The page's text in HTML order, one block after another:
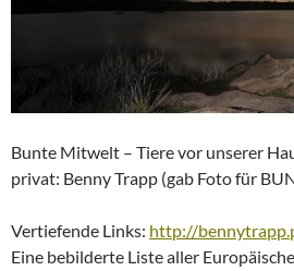
Bunte Mitwelt – Tiere vor unserer
privat: Benny Trapp (gab Foto für
Vertiefende Links: http://
Eine bebilderte Liste aller